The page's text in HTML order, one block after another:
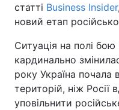
статті Business Insider
новий етап
Ситуація на полі бою
кардинально
року Україна почала
територій, ніж
уповільнити